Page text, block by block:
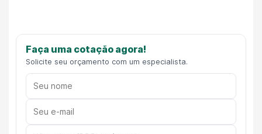
Faça uma cotação agora!
Solicite seu orçamento com um especialista.